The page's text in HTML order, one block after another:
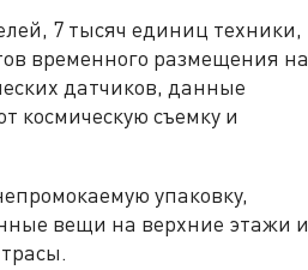
7 тысяч единиц техники,
временного размещения на
датчиков, данные
космическую съемку и
упаковку,
вещи на верхние этажи и